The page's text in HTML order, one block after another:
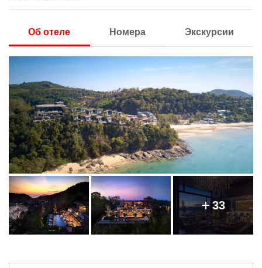
Об отеле Номера Экскурсии
33